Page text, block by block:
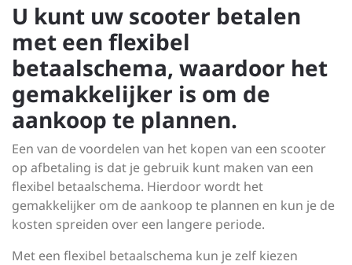
U kunt uw scooter betalen
met een flexibel
betaalschema, waardoor het
gemakkelijker is om de
aankoop te plannen.
Een van de voordelen van het kopen van een scooter
op afbetaling is dat je gebruik kunt maken van een
flexibel betaalschema. Hierdoor wordt het
gemakkelijker om de aankoop te plannen en kun je de
kosten spreiden over een langere periode.
Met een flexibel betaalschema kun je zelf kiezen